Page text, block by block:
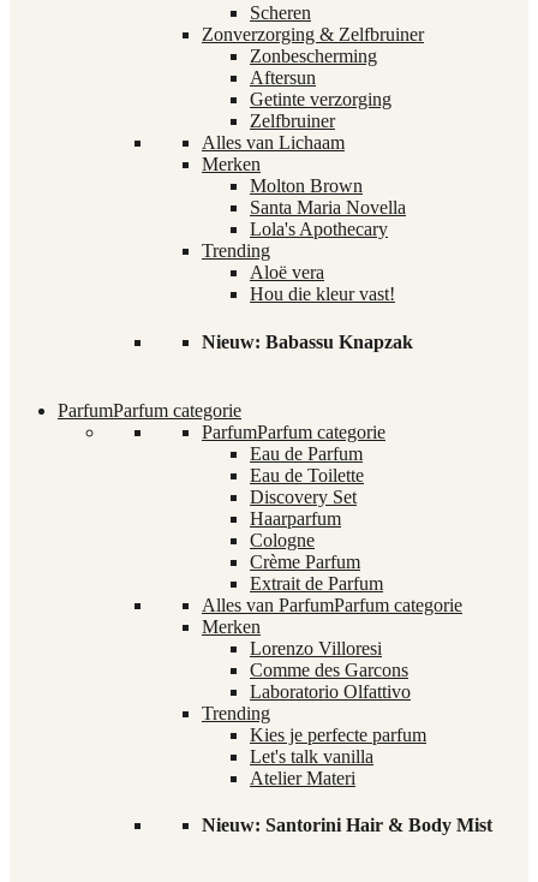
Scheren
Zonverzorging & Zelfbruiner
Zonbescherming
Aftersun
Getinte verzorging
Zelfbruiner
Alles van Lichaam
Merken
Molton Brown
Santa Maria Novella
Lola's Apothecary
Trending
Aloë vera
Hou die kleur vast!
Nieuw: Babassu Knapzak
ParfumParfum categorie
ParfumParfum categorie
Eau de Parfum
Eau de Toilette
Discovery Set
Haarparfum
Cologne
Crème Parfum
Extrait de Parfum
Alles van ParfumParfum categorie
Merken
Lorenzo Villoresi
Comme des Garcons
Laboratorio Olfattivo
Trending
Kies je perfecte parfum
Let's talk vanilla
Atelier Materi
Nieuw: Santorini Hair & Body Mist